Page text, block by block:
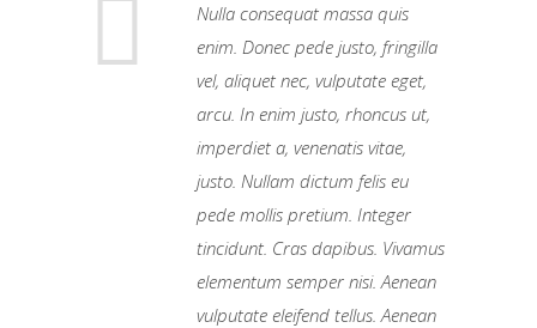
Nulla consequat massa quis
enim. Donec pede justo, fringilla
vel, aliquet nec, vulputate eget,
arcu. In enim justo, rhoncus ut,
imperdiet a, venenatis vitae,
justo. Nullam dictum felis eu
pede mollis pretium. Integer
tincidunt. Cras dapibus. Vivamus
elementum semper nisi. Aenean
vulputate eleifend tellus. Aenean